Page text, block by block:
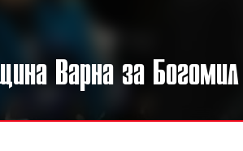
Варна за